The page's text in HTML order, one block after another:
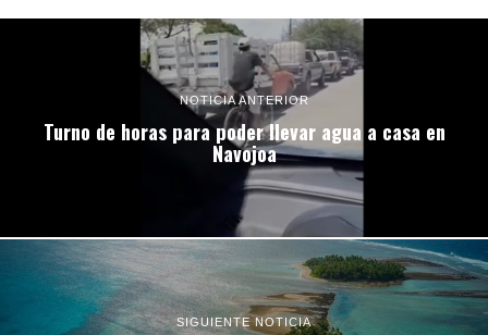
NOTICIA ANTERIOR
Turno de horas para poder llevar agua a casa en
Navojoa
SIGUIENTE NOTICIA